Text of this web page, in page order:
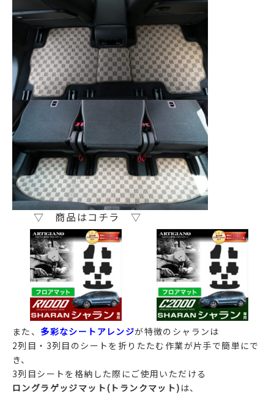
▽ 商品はコチラ ▽
また、 多彩なシートアレンジが特徴のシャランは
2列目・3列目のシートを折りたたむ作業が片手で簡単にで
き、
3列目シートを格納した際にご使用いただける
ロングラゲッジマット(トランクマット) は、